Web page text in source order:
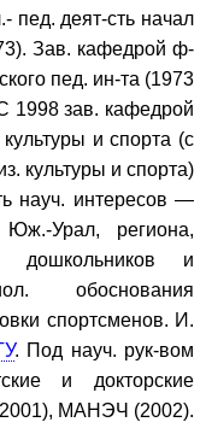
пед. деят-сть начал
Зав. кафед­рой ф-
пед. ин-та (1973
1998 зав. кафедрой
и спорта (с
культуры и спорта)
науч. интересов —
Урал, ре­гиона,
дошколь­ников и
обосно­вания
спортсменов. И.
. Под науч. рук-вом
и докторские
МАНЭЧ (2002).